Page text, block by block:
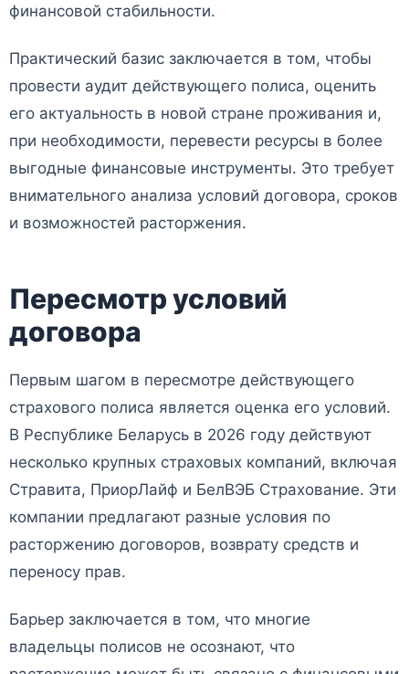
финансовой стабильности.
Практический базис заключается в том, чтобы
провести аудит действующего полиса, оценить
его актуальность в новой стране проживания и,
при необходимости, перевести ресурсы в более
выгодные финансовые инструменты. Это требует
внимательного анализа условий договора, сроков
и возможностей расторжения.
Пересмотр условий
договора
Первым шагом в пересмотре действующего
страхового полиса является оценка его условий.
В Республике Беларусь в 2026 году действуют
несколько крупных страховых компаний, включая
Стравита, ПриорЛайф и БелВЭБ Страхование. Эти
компании предлагают разные условия по
расторжению договоров, возврату средств и
переносу прав.
Барьер заключается в том, что многие
владельцы полисов не осознают, что